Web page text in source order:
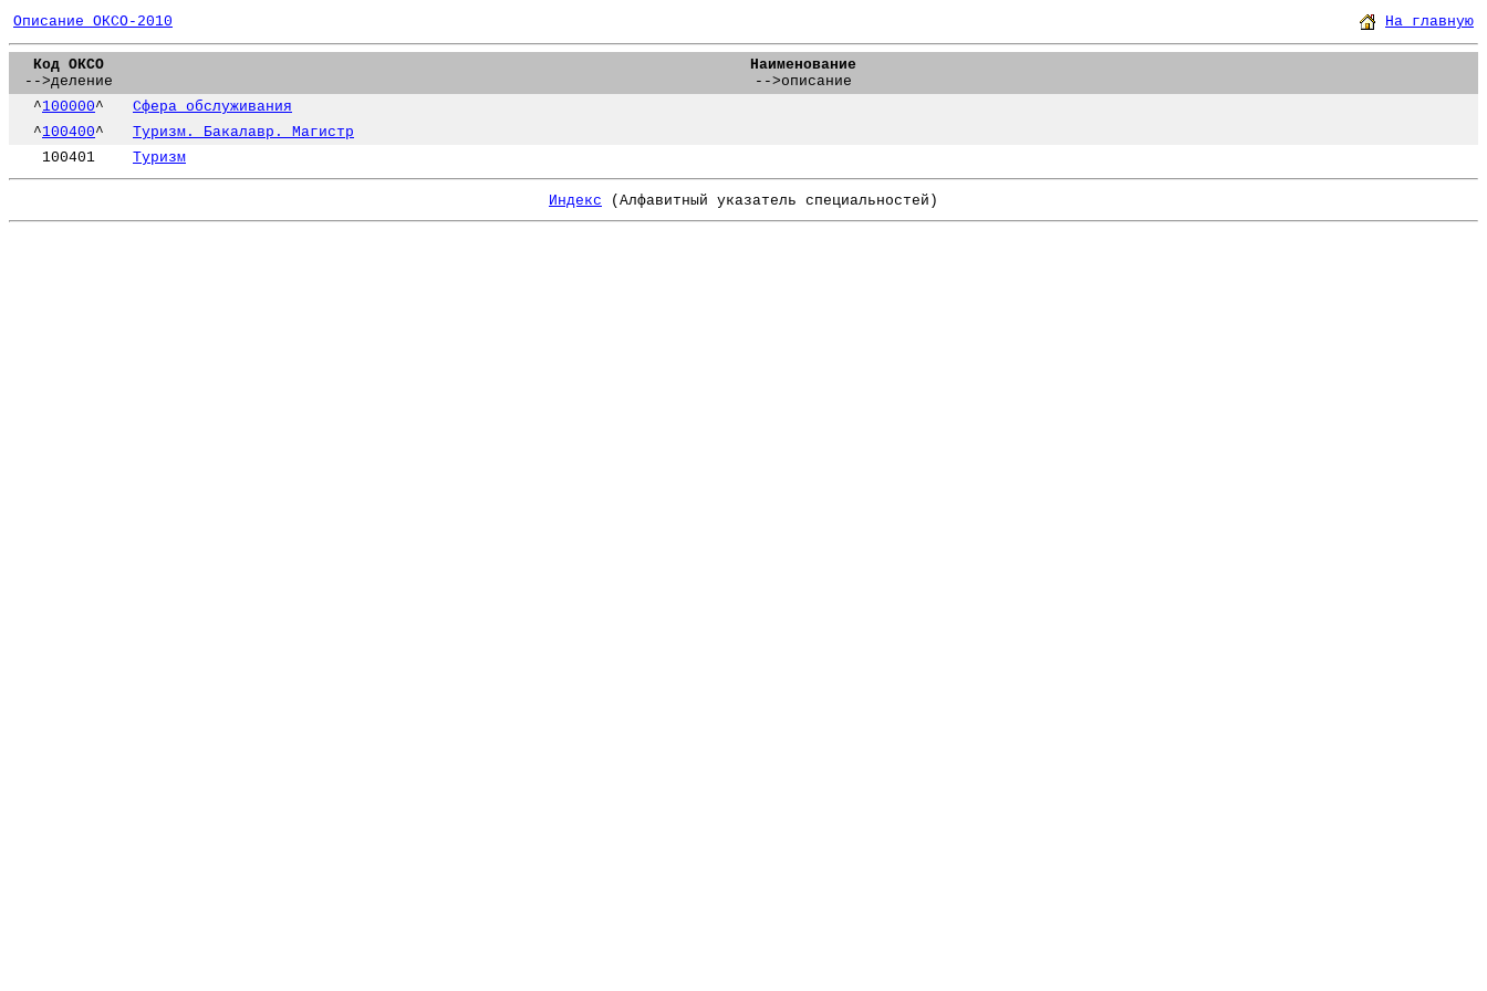
Описание ОКСО-2010 На главную
Код ОКСО
-->деление
Наименование
-->описание
^100000^
Сфера обслуживания
^100400^
Туризм. Бакалавр. Магистр
100401
Туризм
Индекс (Алфавитный указатель специальностей)